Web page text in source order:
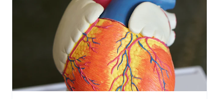
Angiologia